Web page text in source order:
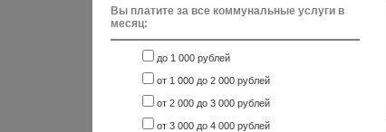
Вы платите за все коммунальные услуги в
месяц:
до 1 000 рублей
от 1 000 до 2 000 рублей
от 2 000 до 3 000 рублей
от 3 000 до 4 000 рублей